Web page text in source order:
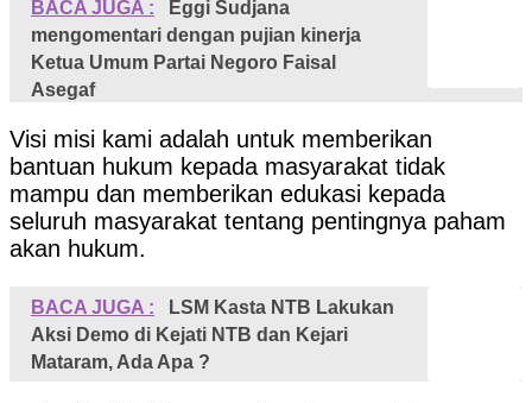
BACA JUGA :
Eggi Sudjana
mengomentari dengan pujian kinerja
Ketua Umum Partai Negoro Faisal
Asegaf
Visi misi kami adalah untuk memberikan
bantuan hukum kepada masyarakat tidak
mampu dan memberikan edukasi kepada
seluruh masyarakat tentang pentingnya paham
akan hukum.
BACA JUGA :
LSM Kasta NTB Lakukan
Aksi Demo di Kejati NTB dan Kejari
Mataram, Ada Apa ?